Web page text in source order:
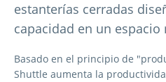
estanterías cerradas
capacidad en un espacio
Basado en el principio de
Shuttle aumenta la